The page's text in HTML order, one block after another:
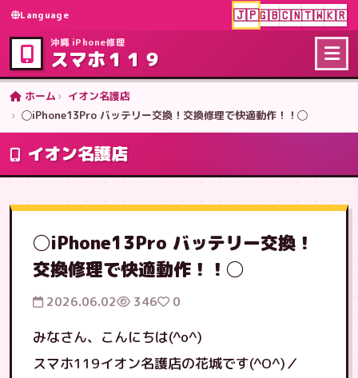
Language 🇯🇵🇬🇧🇨🇳🇹🇼🇰🇷
沖縄 iPhone修理
スマホ１１９
ホーム
イオン名護店
◯iPhone13Pro バッテリー交換！交換修理で快適動作！！◯
イオン名護店
◯iPhone13Pro バッテリー交換！
交換修理で快適動作！！◯
2026.06.02 346 0
みなさん、こんにちは(^o^)
スマホ119イオン名護店の花城です(^O^)／